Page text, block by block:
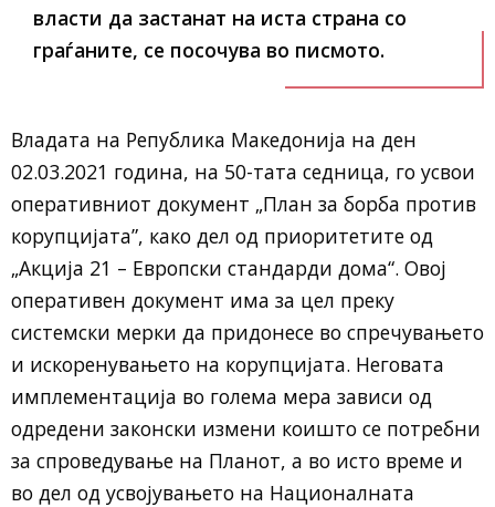
власти да застанат на иста страна со
граѓаните, се посочува во писмото.
Владата на Република Македонија на ден
02.03.2021 година, на 50-тата седница, го усвои
оперативниот документ „План за борба против
корупцијата”, како дел од приоритетите од
„Акција 21 – Европски стандарди дома“. Овој
оперативен документ има за цел преку
системски мерки да придонесе во спречувањето
и искоренувањето на корупцијата. Неговата
имплементација во голема мера зависи од
одредени законски измени коишто се потребни
за спроведување на Планот, а во исто време и
во дел од усвојувањето на Националната